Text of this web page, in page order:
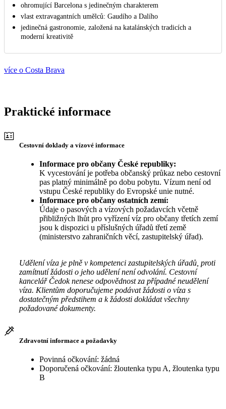
ohromující Barcelona s jedinečným charakterem
vlast extravagantních umělců: Gaudího a Dalího
jedinečná gastronomie, založená na katalánských tradicích a
moderní kreativitě
více o Costa Brava
Praktické informace
Cestovní doklady a vízové informace
Informace pro občany České republiky:
K vycestování je potřeba občanský průkaz nebo cestovní
pas platný minimálně po dobu pobytu. Vízum není od
vstupu České republiky do Evropské unie nutné.
Informace pro občany ostatních zemí:
Údaje o pasových a vízových požadavcích včetně
přibližných lhůt pro vyřízení víz pro občany třetích zemí
jsou k dispozici u příslušných úřadů třetí země
(ministerstvo zahraničních věcí, zastupitelský úřad).
Udělení víza je plně v kompetenci zastupitelských úřadů, proti
zamítnutí žádosti o jeho udělení není odvolání. Cestovní
kancelář Čedok nenese odpovědnost za případné neudělení
víza. Klientům doporučujeme podávat žádosti o víza s
dostatečným předstihem a k žádosti dokládat všechny
požadované dokumenty.
Zdravotní informace a požadavky
Povinná očkování: žádná
Doporučená očkování: žloutenka typu A, žloutenka typu
B